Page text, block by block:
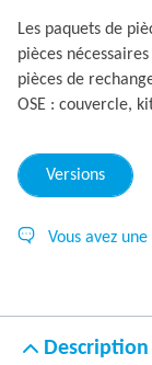
Les paquets de
pièces
pièces de
OSE : couvercle,
Versions
Vous avez
Description